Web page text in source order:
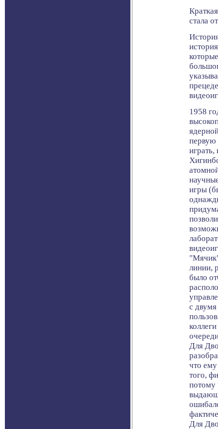
стала
1958
первую
играть,
игры
"Мячик"
линии,
было
с
Для
что
того,
потому
Для